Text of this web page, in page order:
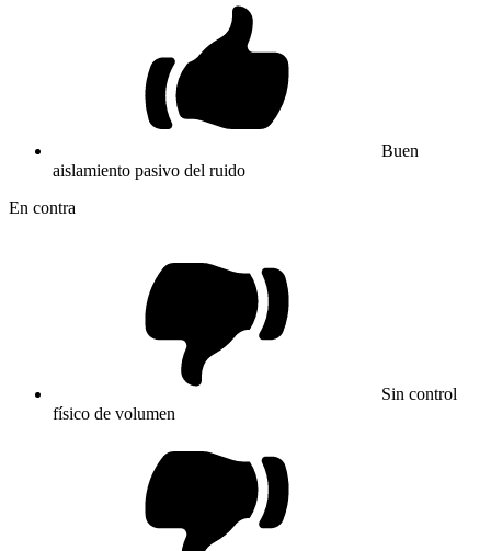
Buen
aislamiento pasivo del ruido
En contra
Sin control
físico de volumen